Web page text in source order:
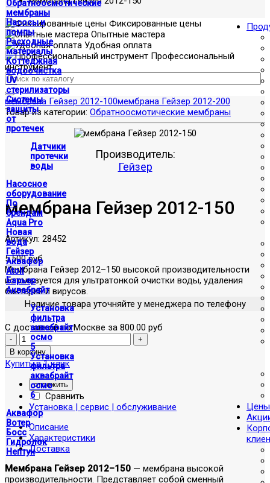
Обратноосмотические
мембраны
Насосы и
помпы
Расходные
материалы
Коттеджная
водоочистка
UV
стерилизаторы
Системы
защиты
от
протечек
Датчики
протечки
воды
Насосное
оборудование
По
брендам
Aqua Pro
Новая
вода
Гейзер
Аквафор
Atoll
Барьер
Аквабрайт
Установка
фильтра
аквабрайт
осмо
5
Установка
фильтра
аквабрайт
осмо
6
Аквафор
Вотер
Босс
Гидролок
Нептун
Цены
Фиксированные цены
Опытные мастера
Удобная оплата
Профессиональный
инструмент
мембрана Гейзер 2012-100мембрана Гейзер 2012-200
Товар из категории: Обратноосмотические мембраны
Производитель:
Гейзер
мембрана Гейзер 2012-150
Артикул: 28452
5,500 руб
Мембрана Гейзер 2012–150 высокой производительности
используется для ультратонкой очистки воды, удаления
бактерий и вирусов.
Наличие товара уточняйте у менеджера по телефону
С доставкой по Москве за 800.00 руб
Купить в 1 клик
отложить
Сравнить
Установка | сервис | обслуживание
Описание
Характеристики
Доставка
Мембрана Гейзер 2012–150 — мембрана высокой
производительности. Представляет собой сменный